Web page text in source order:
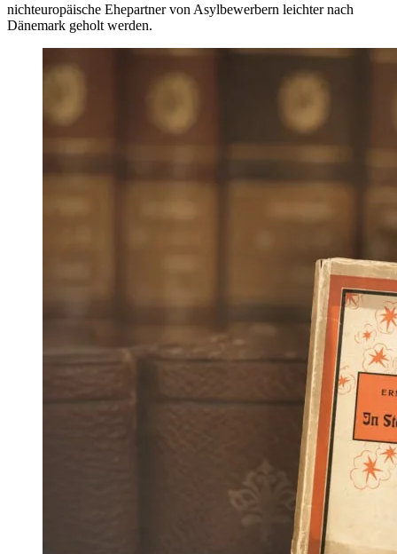
nichteuropäische Ehepartner von Asylbewerbern leichter nach
Dänemark geholt werden.